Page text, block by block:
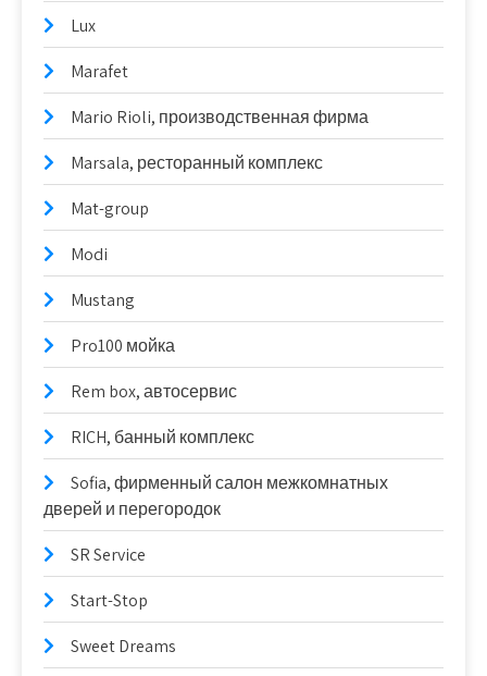
Lux
Marafet
Mario Rioli, производственная фирма
Marsala, ресторанный комплекс
Mat-group
Modi
Mustang
Pro100 мойка
Rem box, автосервис
RICH, банный комплекс
Sofia, фирменный салон межкомнатных
дверей и перегородок
SR Service
Start-Stop
Sweet Dreams